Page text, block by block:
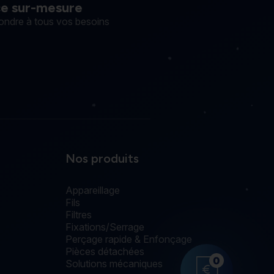
0
sur-mesure
à tous vos besoins
Nos produits
Appareillage
Fils
Filtres
Fixations/Serrage
Perçage rapide & Enfonçage
Pièces détachées
Solutions mécaniques